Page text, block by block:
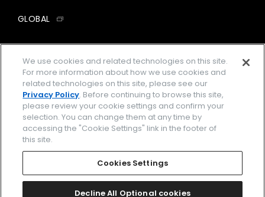
GLOBAL
企業情報 ご利用規約
プライバシーポリシー Cookies Settings
Amazon PayはAmazon.com, Inc.またはその関連会社の商標です。
楽天ペイは楽天株式会社の登録商標です。
We use cookies and related technologies on this site.
For more information about how we use cookies and
related technologies on this site, please see our
Privacy Policy. Before continuing to browse this site,
please review your cookie settings and confirm your
selection. You can change them at any time by
accessing the "Cookie Settings" link in the footer of
this site.
Cookies Settings
Decline All Optional cookies